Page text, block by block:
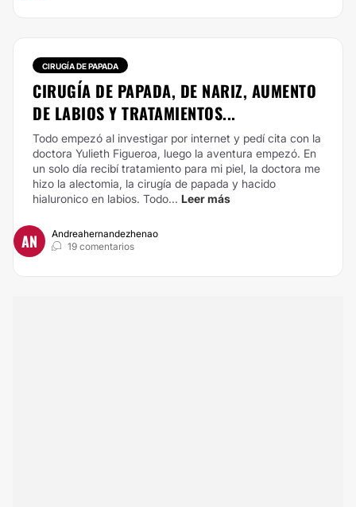
CIRUGÍA DE PAPADA
CIRUGÍA DE PAPADA, DE NARIZ, AUMENTO
DE LABIOS Y TRATAMIENTOS...
Todo empezó al investigar por internet y pedí cita con la
doctora Yulieth Figueroa, luego la aventura empezó. En
un solo día recibí tratamiento para mi piel, la doctora me
hizo la alectomia, la cirugía de papada y hacido
hialuronico en labios. Todo... Leer más
AN
Andreahernandezhenao
19 comentarios